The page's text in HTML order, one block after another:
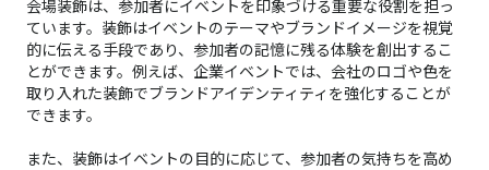
会場装飾は、参加者にイベントを印象づける重要な役割を担っ
ています。装飾はイベントのテーマやブランドイメージを視覚
的に伝える手段であり、参加者の記憶に残る体験を創出するこ
とができます。例えば、企業イベントでは、会社のロゴや色を
取り入れた装飾でブランドアイデンティティを強化することが
できます。
また、装飾はイベントの目的に応じて、参加者の気持ちを高め